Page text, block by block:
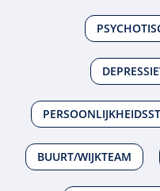
BUURT/WIJKTEAM